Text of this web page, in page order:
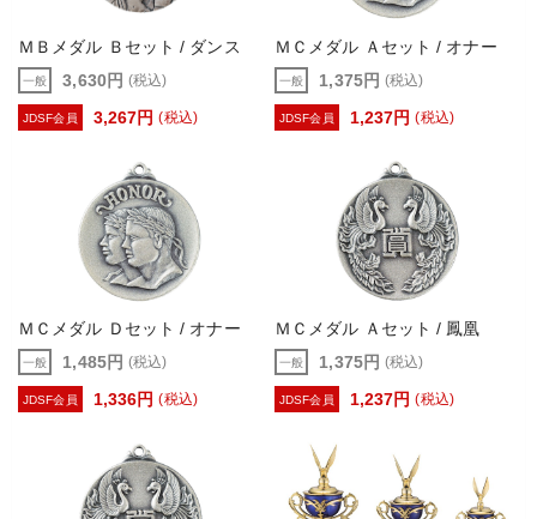
ＭＢメダル Ｂセット / ダンス
一般 3,630円(税込)
JDSF会員 3,267円 (税込)
ＭＣメダル Ａセット / オナー
一般 1,375円(税込)
JDSF会員 1,237円 (税込)
ＭＣメダル Ｄセット / オナー
一般 1,485円(税込)
JDSF会員 1,336円 (税込)
ＭＣメダル Ａセット / 鳳凰
一般 1,375円(税込)
JDSF会員 1,237円 (税込)